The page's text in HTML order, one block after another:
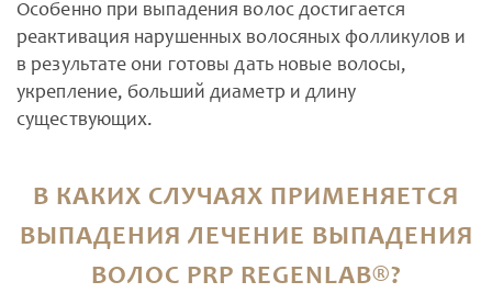
Особенно при выпадения волос достигается
реактивация нарушенных волосяных фолликулов и
в результате они готовы дать новые волосы,
укрепление, больший диаметр и длину
существующих.
В КАКИХ СЛУЧАЯХ ПРИМЕНЯЕТСЯ
ВЫПАДЕНИЯ ЛЕЧЕНИЕ ВЫПАДЕНИЯ
ВОЛОС PRP REGENLAB®?